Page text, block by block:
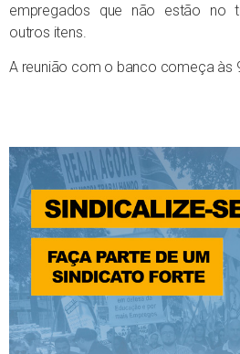
empregados que não estão no
outros itens.
A reunião com o banco começa às